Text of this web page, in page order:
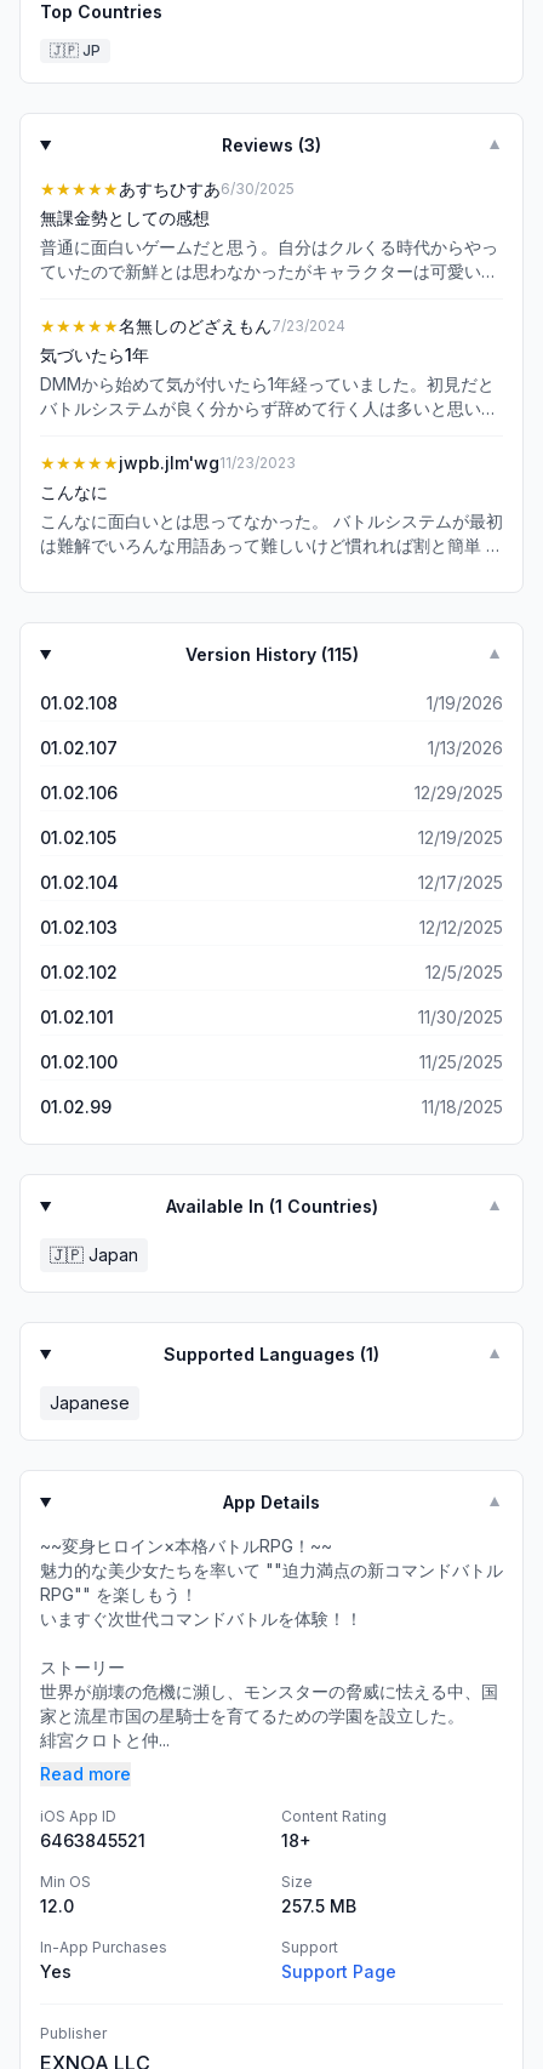
Top Countries
🇯🇵 JP
Reviews (3) ▼
★★★★★あすちひすあ6/30/2025
無課金勢としての感想
普通に面白いゲームだと思う。自分はクルくる時代からやっ
ていたので新鮮とは思わなかったがキャラクターは可愛いし
たなぁと感心した。 始めたのがハーフアニバーサリー時代で
いまだにほぼ無課金(1度だけ10円で1000個石がもらえるキャ
ンペーンがあったのでそこのみ課金)でプレイしているが、
普通に良心的なゲームだと思う。 なんかここのレビュー見て
ると、やれピックアップが出ないだとかしょうもない意見を
クアップは1%と明言されてるので当然すり抜けは普通に起
こりうる。 ちなみに天井まですり抜け確率は1/8くらい。文
句あるなら天井まで集めてくださいというそれだけの話。正
直無課金でもそれなりに真面目にプレイしていれば1.5ヶ月程
度で一天井は貯まるのでそれでどうこういうのは、ちょっと
すねと。確率操作云々言ってる人はちゃんとデータを提示し
からないのだろうか？ 余談だがガチャ限星3キャラのうち
のが現状。このゲームでは星3であれば十分戦えるというこ
れだけ集まっていれば恒常に出ているクエストは基本的に全
てクリア可能だし、裏フィーニス等の高難易度クエストでも
ゴッドトロフィー狙えるくらいまでは十分戦える。最新のラ
ンキングクエストや裏フィーニス(激ムズ増築分)でフレーム
ャラクター揃えたとしてもかなり真面目に対策を練らないと
ごちゃ言うのも違うと思ってる。 まあこれでも文句言う奴は
り良心的なゲームだと思っている。 個人的にはストーリーが
ぐだしてるしあんまりキャラクターの魅力を活かせていない
きがする。まああくまで主観だが() キャラの見た目とゲーム
の面白さが中々なのでゲームとしてはこれからも続けていく
と思う。
★★★★★名無しのどざえもん7/23/2024
気づいたら1年
DMMから始めて気が付いたら1年経っていました。初見だと
バトルシステムが良く分からず辞めて行く人は多いと思いま
にしては、配布石も多く無課金ユーザーにも優しい仕様だと
思いますね。 ガチャ10連で3000個、天井は200連必要なの
でアレもコレもという訳には行きませんが。 ただピース交換
というものがあり、未入手の限定キャラだろうとガチャとし
て引ける様になると、そのピースを交換して入手する事は可
は出来ません。 ガチャの場合最高レアの星3を引いても、星
5まで限界突破するには同種のキャラを残り約7体引かなけれ
界突破以上もあるのですが、そこは実際にプレイした方が良
も大分下がります。 限定ショップなどかなりお得なパックも
なので一体のキャラを集中して育てるよりも多くのキャラが
すがPvPは無いので、限界突破せずとも良い気がします。
★★★★★jwpb.jlm'wg11/23/2023
こんなに
こんなに面白いとは思ってなかった。 バトルシステムが最初
は難解でいろんな用語あって難しいけど慣れれば割と簡単 い
べる ・ユニゾンが楽しすぎる ・めっちゃ大暴れしてる！っ
ィニッシュ〜」を全員で言うので仲間全員での勝利！感があ
る ・イベントキャラの交換難度が低い わるいところ ・カッ
絶対やったほうがいいです。とにかくユニゾンが楽しすぎ
る。
Version History (115) ▼
01.02.108 1/19/2026
01.02.107 1/13/2026
01.02.106 12/29/2025
01.02.105 12/19/2025
01.02.104 12/17/2025
01.02.103 12/12/2025
01.02.102 12/5/2025
01.02.101 11/30/2025
01.02.100 11/25/2025
01.02.99 11/18/2025
Available In (1 Countries) ▼
🇯🇵 Japan
Supported Languages (1) ▼
Japanese
App Details ▼
~~変身ヒロイン×本格バトルRPG！~~
魅力的な美少女たちを率いて ""迫力満点の新コマンドバトル
RPG"" を楽しもう！
いますぐ次世代コマンドバトルを体験！！
ストーリー
世界が崩壊の危機に瀕し、モンスターの脅威に怯える中、国
家と流星市国の星騎士を育てるための学園を設立した。
緋宮クロトと仲...
Read more
iOS App ID
6463845521
Content Rating
18+
Min OS
12.0
Size
257.5 MB
In-App Purchases
Yes
Support
Support Page
Publisher
EXNOA LLC